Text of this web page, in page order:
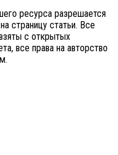
ресурса разрешается
страницу статьи. Все
с открытых
все права на авторство